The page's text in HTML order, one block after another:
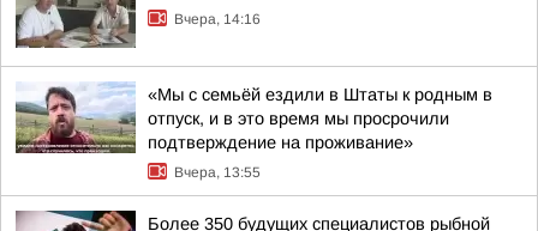
Вчера, 14:16
«Мы с семьёй ездили в Штаты к родным в
отпуск, и в это время мы просрочили
подтверждение на проживание»
Вчера, 13:55
Более 350 будущих специалистов рыбной